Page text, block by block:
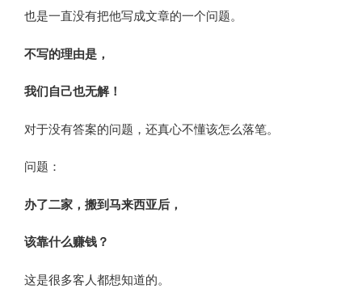
也是一直没有把他写成文章的一个问题。
不写的理由是，
​我们自己也无解！
对于没有答案的问题，还真心不懂该怎么落笔。
问题：
办了二家，搬到马来西亚后，
该靠什么赚钱？
这是很多客人都想知道的。